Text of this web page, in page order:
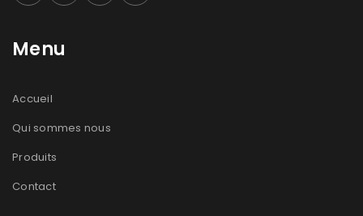
Menu
Accueil
Qui sommes nous
Produits
Contact